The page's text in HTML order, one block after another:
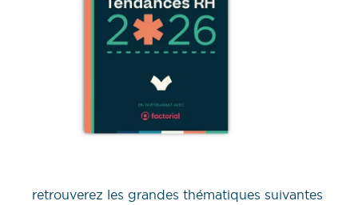
retrouverez les grandes thématiques suivantes